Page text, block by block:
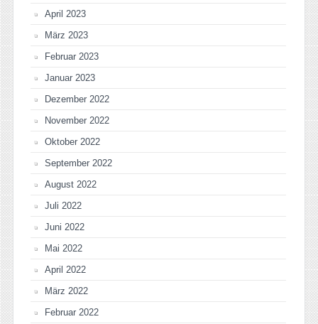
April 2023
März 2023
Februar 2023
Januar 2023
Dezember 2022
November 2022
Oktober 2022
September 2022
August 2022
Juli 2022
Juni 2022
Mai 2022
April 2022
März 2022
Februar 2022